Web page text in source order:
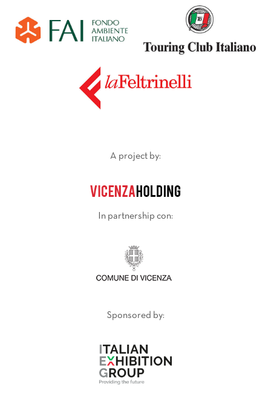
A project by:
In partnership con:
Sponsored by: